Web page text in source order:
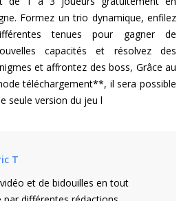
Formez un trio dynamique, enfilez
tenues pour gagner de
capacités et résolvez des
et affrontez des boss, Grâce au
téléchargement**, il sera possible
seule version du jeu l
T
et de bidouilles en tout